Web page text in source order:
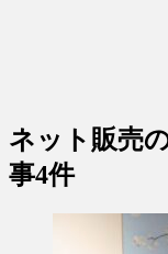
ネット販売
事4件